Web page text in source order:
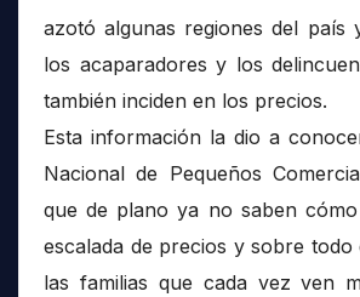
azotó algunas regiones del país
los acaparadores y los
también inciden en los precios.
Esta información la dio a
Nacional de Pequeños
que de plano ya no saben
escalada de precios y sobre
las familias que cada vez ven